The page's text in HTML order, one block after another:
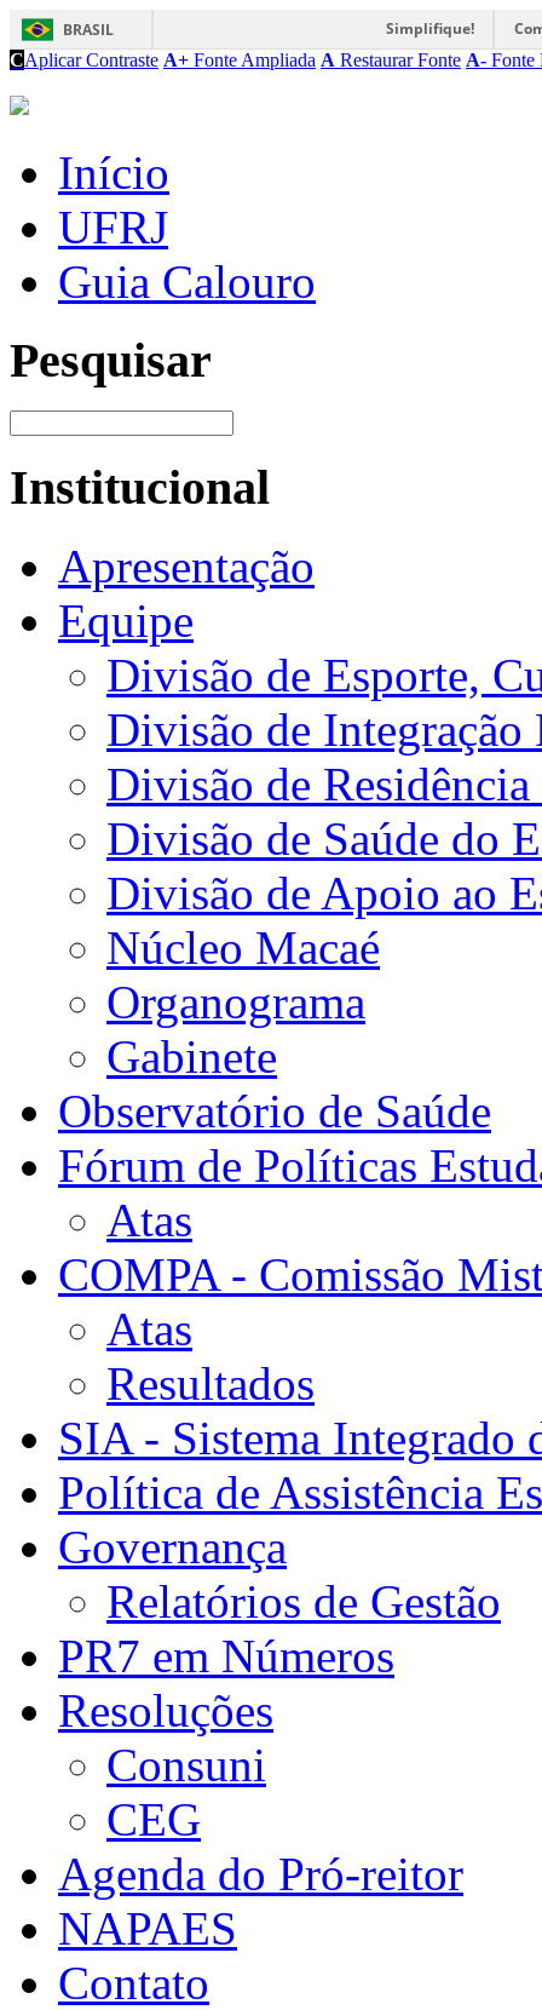
BRASIL Simplifique!
CAplicar Contraste A+ Fonte Ampliada A Restaurar Fonte A- Fonte
Início
UFRJ
Guia Calouro
Pesquisar
Institucional
Apresentação
Equipe
Divisão de Esporte,
Divisão de Integração
Divisão de
Divisão de Saúde do
Divisão de Apoio ao
Núcleo Macaé
Organograma
Gabinete
Observatório de Saúde
Fórum de Políticas
Atas
COMPA - Comissão
Atas
Resultados
SIA - Sistema Integrado
Política de Assistência
Governança
Relatórios de Gestão
PR7 em Números
Resoluções
Consuni
CEG
Agenda do Pró-reitor
NAPAES
Contato